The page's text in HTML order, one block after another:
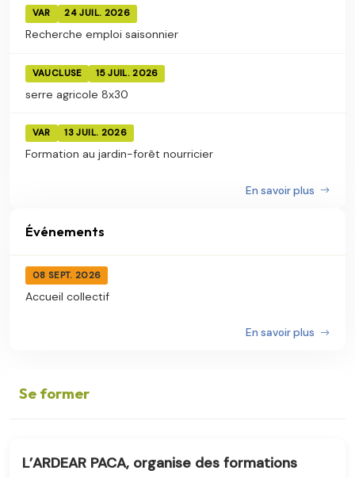
VAR 24 JUIL. 2026
Recherche emploi saisonnier
VAUCLUSE 15 JUIL. 2026
serre agricole 8x30
VAR 13 JUIL. 2026
Formation au jardin-forêt nourricier
En savoir plus
Événements
08 SEPT. 2026
Accueil collectif
En savoir plus
Se former
L’ARDEAR PACA, organise des formations